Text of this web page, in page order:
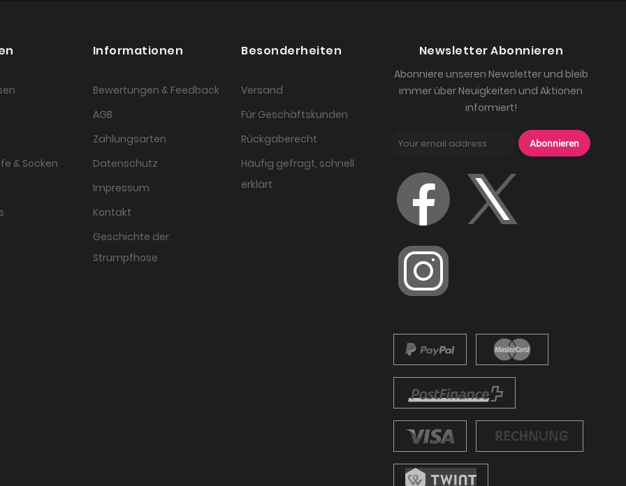
& Socken
Informationen
Bewertungen & Feedback
AGB
Zahlungsarten
Datenschutz
Impressum
Kontakt
Geschichte der
Strumpfhose
Besonderheiten
Versand
Für Geschäftskunden
Rückgaberecht
Häufig gefragt, schnell
erklärt
Newsletter Abonnieren
Abonniere unseren Newsletter und bleib
immer über Neuigkeiten und Aktionen
informiert!
Abonnieren